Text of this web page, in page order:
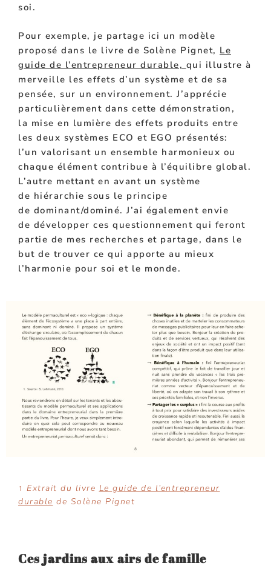
soi.
Pour exemple, je partage ici un modèle
proposé dans le livre de Solène Pignet, Le
guide de l’entrepreneur durable, qui illustre à
merveille les effets d’un système et de sa
pensée, sur un environnement. J’apprécie
particulièrement dans cette démonstration,
la mise en lumière des effets produits entre
les deux systèmes ECO et EGO présentés:
l’un valorisant un ensemble harmonieux ou
chaque élément contribue à l’équilibre global.
L’autre mettant en avant un système
de hiérarchie sous le principe
de dominant/dominé. J’ai également envie
de développer ces questionnement qui feront
partie de mes recherches et partage, dans le
but de trouver ce qui apporte au mieux
l’harmonie pour soi et le monde.
↑ Extrait du livre Le guide de l’entrepreneur
durable de Solène Pignet
Ces jardins aux airs de famille